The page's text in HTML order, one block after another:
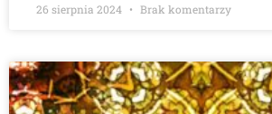
26 sierpnia 2024 Brak komentarzy